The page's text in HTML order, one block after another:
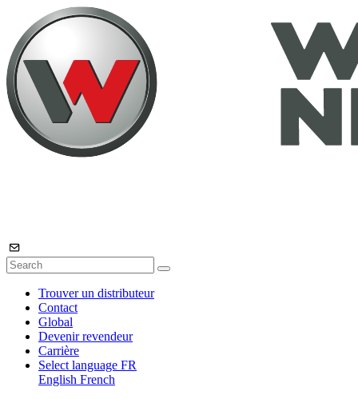
Trouver un distributeur
Contact
Global
Devenir revendeur
Carrière
Select language FR
English French